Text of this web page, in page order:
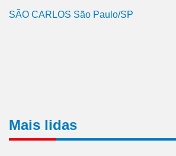
SÃO CARLOS São Paulo/SP
Mais lidas